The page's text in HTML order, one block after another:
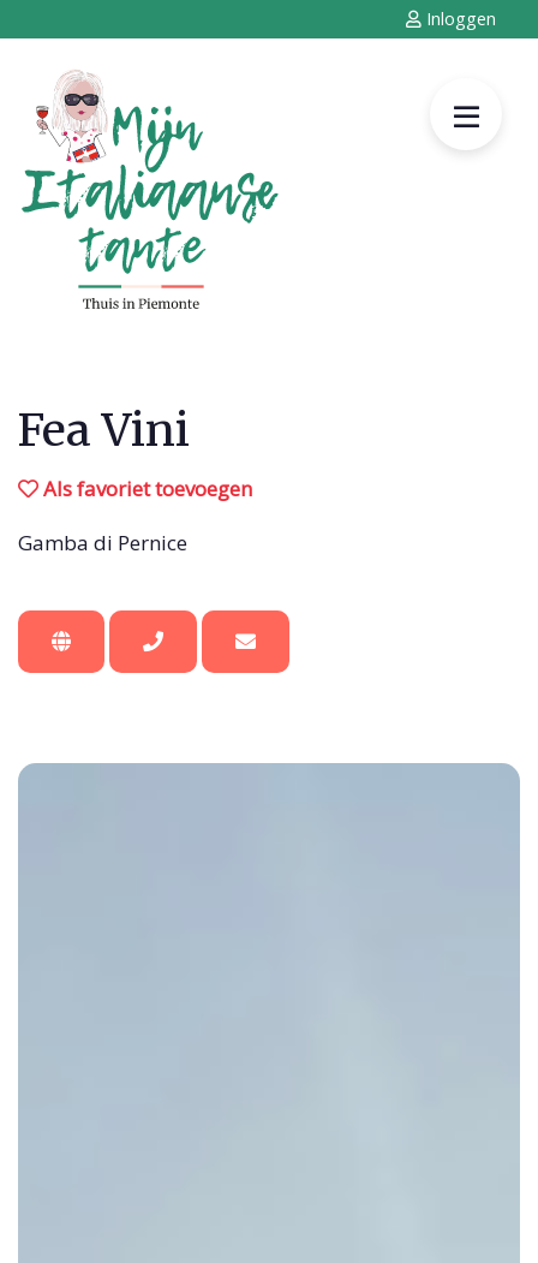
Inloggen
Fea Vini
Als favoriet toevoegen
Gamba di Pernice